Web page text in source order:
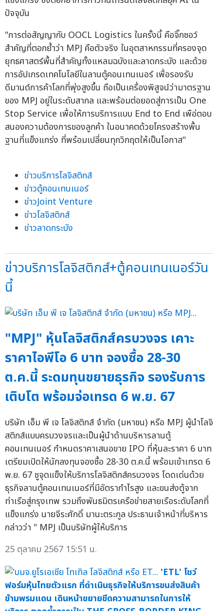
ปัจจุบัน
"การต่อสัญญากับ OOCL Logistics ในครั้งนี้ คือจิ๊กซอว์
สำคัญที่ตอกย้ำว่า MPJ คือตัวจริง ในอุตสาหกรรมที่ครองจุด
ยุทธศาสตร์พื้นที่สำคัญทั้งแหลมฉบังและลาดกระบัง และด้วย
การอัปเกรดเทคโนโลยีในลานตู้คอนเทนเนอร์ เพื่อรองรับ
ดีมานด์การค้าโลกที่พุ่งสูงขึ้น ถือเป็นเครื่องพิสูจน์ว่ามาตรฐาน
ของ MPJ อยู่ในระดับสากล และพร้อมต่อยอดสู่การเป็น One
Stop Service เพื่อให้การบริการแบบ End to End เพือ่ตอบ
สนองความต้องการของลูกค้า ในอนาคตด้วยโครงสร้างพื้น
ฐานที่แข็งแกร่ง ที่พร้อมเปลี่ยนทุกวิกฤตให้เป็นโอกาส"
ข่าวบริการโลจิสติกส์
ข่าวตู้คอนเทนเนอร์
ข่าวJoint Venture
ข่าวโลจิสติกส์
ข่าวลาดกระบัง
ข่าวบริการโลจิสติกส์+ตู้คอนเทนเนอร์วัน
นี้
"MPJ" หุ้นโลจิสติกส์ครบวงจร เคาะ
ราคาไอพีโอ 6 บาท จองซื้อ 28-30
ต.ค.นี้ ระดมทุนขยายธุรกิจ รองรับการ
เติบโต พร้อมจ่อเทรด 6 พ.ย. 67
บริษัท เอ็ม พี เจ โลจิสติกส์ จำกัด (มหาชน) หรือ MPJ ผู้นำโลจิ
สติกส์แบบครบวงจรและเป็นผู้นำด้านบริหารลานตู้
คอนเทนเนอร์ กำหนดราคาเสนอขาย IPO ที่หุ้นละราคา 6 บาท
เตรียมเปิดให้นักลงทุนจองซื้อ 28-30 ต.ค.นี้ พร้อมเข้าเทรด 6
พ.ย. 67 ชูจุดแข็งให้บริการโลจิสติกส์ครบวงจร โดดเด่นด้วย
ธุรกิจลานตู้คอนเทนเนอร์ที่มีอัตรากำไรสูง และขนส่งตู้จาก
ท่าเรือสู่กรุงเทพ รวมถึงพันธมิตรเครือข่ายสายเรือระดับโลกที่
แข็งแกร่ง นายจีระศักดิ์ มานะตระกูล ประธานเจ้าหน้าที่บริหาร
กล่าวว่า " MPJ เป็นบริษัทผู้ให้บริการ
25 ตุลาคม 2567 15:51 น.
'ETL' โชว์
ฟอร์มหุ้นไทยตัวแรก ที่ดำเนินธุรกิจให้บริการขนส่งสินค้า
ข้ามพรมแดน เดินหน้าขยายขีดความสามารถในการให้